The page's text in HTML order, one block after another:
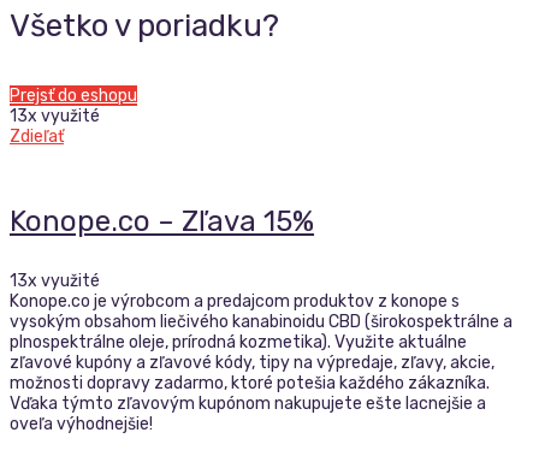
Všetko v poriadku?
Prejsť do eshopu
13x využité
Zdieľať
Konope.co – Zľava 15%
13x využité
Konope.co je výrobcom a predajcom produktov z konope s
vysokým obsahom liečivého kanabinoidu CBD (širokospektrálne a
plnospektrálne oleje, prírodná kozmetika). Využite aktuálne
zľavové kupóny a zľavové kódy, tipy na výpredaje, zľavy, akcie,
možnosti dopravy zadarmo, ktoré potešia každého zákazníka.
Vďaka týmto zľavovým kupónom nakupujete ešte lacnejšie a
oveľa výhodnejšie!